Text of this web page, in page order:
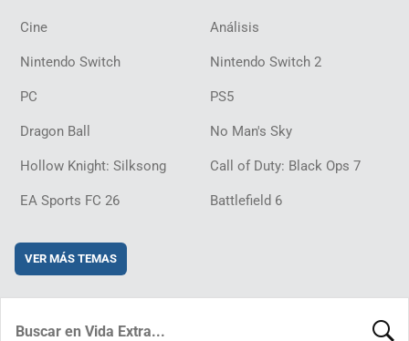
Cine Análisis
Nintendo Switch Nintendo Switch 2
PC PS5
Dragon Ball No Man's Sky
Hollow Knight: Silksong Call of Duty: Black Ops 7
EA Sports FC 26 Battlefield 6
VER MÁS TEMAS